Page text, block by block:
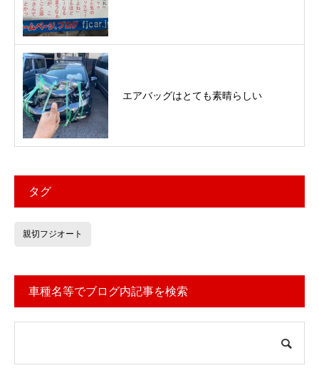
エアバッグはとても素晴らしい
タグ
親切フジオート
車種名等でブログ内記事を検索